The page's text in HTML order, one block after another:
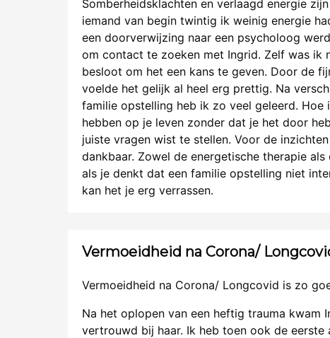
Somberheidsklachten en verlaagd energie
iemand van begin twintig ik weinig energie
een doorverwijzing naar een psycholoog
om contact te zoeken met Ingrid. Zelf was ik
besloot om het een kans te geven. Door de
voelde het gelijk al heel erg prettig. Na
familie opstelling heb ik zo veel geleerd.
hebben op je leven zonder dat je het door
juiste vragen wist te stellen. Voor de
dankbaar. Zowel de energetische therapie
als je denkt dat een familie opstelling niet
kan het je erg verrassen.
Vermoeidheid na Corona/
Vermoeidheid na Corona/ Longcovid is zo
Na het oplopen van een heftig trauma kwam
vertrouwd bij haar. Ik heb toen ook de